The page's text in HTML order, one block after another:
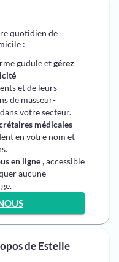
quotidien de
:
gudule etgérez
et de leurs
de masseur-
votre secteur.
médicales
en votre nom et
en ligne, accessible
aucune
de Estelle